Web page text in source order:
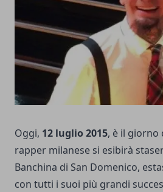
Oggi, 12 luglio 2015, è il giorno
rapper milanese si esibirà
Banchina di San Domenico,
con tutti i suoi più grandi